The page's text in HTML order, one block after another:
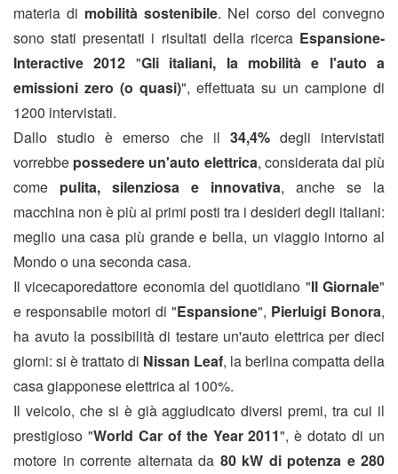
materia di mobilità sostenibile. Nel corso del convegno
sono stati presentati i risultati della ricerca Espansione-
Interactive 2012 "Gli italiani, la mobilità e l'auto a
emissioni zero (o quasi)", effettuata su un campione di
1200 intervistati.
Dallo studio è emerso che il 34,4% degli intervistati
vorrebbe possedere un'auto elettrica, considerata dai più
come pulita, silenziosa e innovativa, anche se la
macchina non è più ai primi posti tra i desideri degli italiani:
meglio una casa più grande e bella, un viaggio intorno al
Mondo o una seconda casa.
Il vicecaporedattore economia del quotidiano "Il Giornale"
e responsabile motori di "Espansione", Pierluigi Bonora,
ha avuto la possibilità di testare un'auto elettrica per dieci
giorni: si è trattato di Nissan Leaf, la berlina compatta della
casa giapponese elettrica al 100%.
Il veicolo, che si è già aggiudicato diversi premi, tra cui il
prestigioso "World Car of the Year 2011", è dotato di un
motore in corrente alternata da 80 kW di potenza e 280